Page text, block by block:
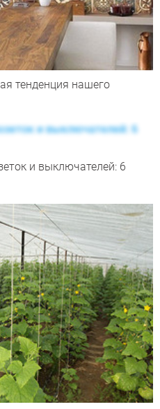
тенденция нашего
и выключателей: 6